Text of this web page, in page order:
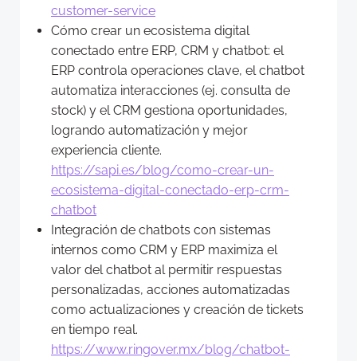
customer-service
Cómo crear un ecosistema digital
conectado entre ERP, CRM y chatbot: el
ERP controla operaciones clave, el chatbot
automatiza interacciones (ej. consulta de
stock) y el CRM gestiona oportunidades,
logrando automatización y mejor
experiencia cliente.
https://sapi.es/blog/como-crear-un-
ecosistema-digital-conectado-erp-crm-
chatbot
Integración de chatbots con sistemas
internos como CRM y ERP maximiza el
valor del chatbot al permitir respuestas
personalizadas, acciones automatizadas
como actualizaciones y creación de tickets
en tiempo real.
https://www.ringover.mx/blog/chatbot-